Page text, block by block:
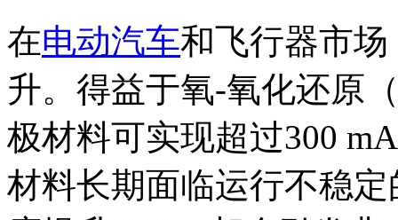
在电动汽车和飞行器市
升。得益于氧-氧化还原
极材料可实现超过300
材料长期面临运行不稳